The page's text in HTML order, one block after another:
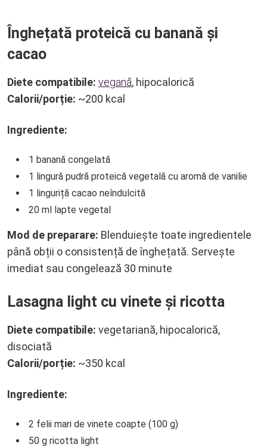
Înghețată proteică cu banană și
cacao
Diete compatibile: vegană, hipocalorică
Calorii/porție: ~200 kcal
Ingrediente:
1 banană congelată
1 lingură pudră proteică vegetală cu aromă de vanilie
1 linguriță cacao neîndulcită
20 ml lapte vegetal
Mod de preparare: Blenduiește toate ingredientele
până obții o consistență de înghețată. Servește
imediat sau congelează 30 minute
Lasagna light cu vinete și ricotta
Diete compatibile: vegetariană, hipocalorică,
disociată
Calorii/porție: ~350 kcal
Ingrediente:
2 felii mari de vinete coapte (100 g)
50 g ricotta light